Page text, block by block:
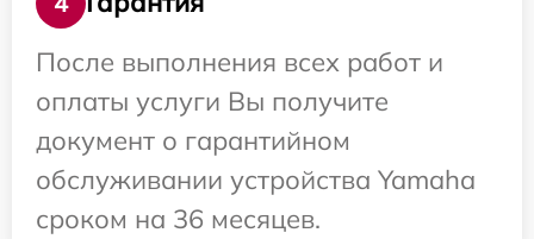
После выполнения всех работ и
оплаты услуги Вы получите
документ о гарантийном
обслуживании устройства Yamaha
сроком на 36 месяцев.